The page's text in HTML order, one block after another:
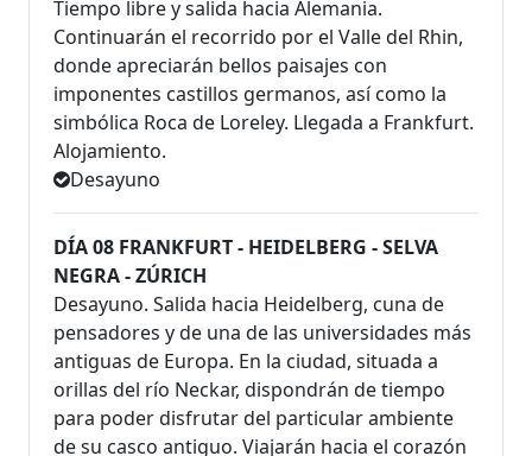
Tiempo libre y salida hacia Alemania.
Continuarán el recorrido por el Valle del Rhin,
donde apreciarán bellos paisajes con
imponentes castillos germanos, así como la
simbólica Roca de Loreley. Llegada a Frankfurt.
Alojamiento.
Desayuno
DÍA 08 FRANKFURT - HEIDELBERG - SELVA
NEGRA - ZÚRICH
Desayuno. Salida hacia Heidelberg, cuna de
pensadores y de una de las universidades más
antiguas de Europa. En la ciudad, situada a
orillas del río Neckar, dispondrán de tiempo
para poder disfrutar del particular ambiente
de su casco antiguo. Viajarán hacia el corazón